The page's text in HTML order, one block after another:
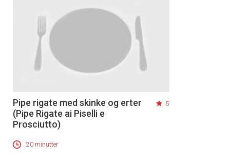
Pipe rigate med skinke og erter
(Pipe Rigate ai Piselli e
Prosciutto)
5
20 minutter